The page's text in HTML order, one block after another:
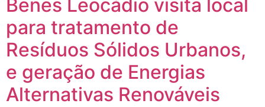
Benes Leocádio visita local
para tratamento de
Resíduos Sólidos Urbanos,
e geração de Energias
Alternativas Renováveis